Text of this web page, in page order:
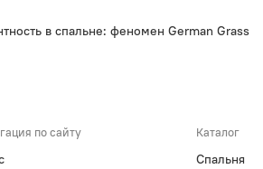
в спальне: феномен German Grass
по сайту Каталог
Спальня